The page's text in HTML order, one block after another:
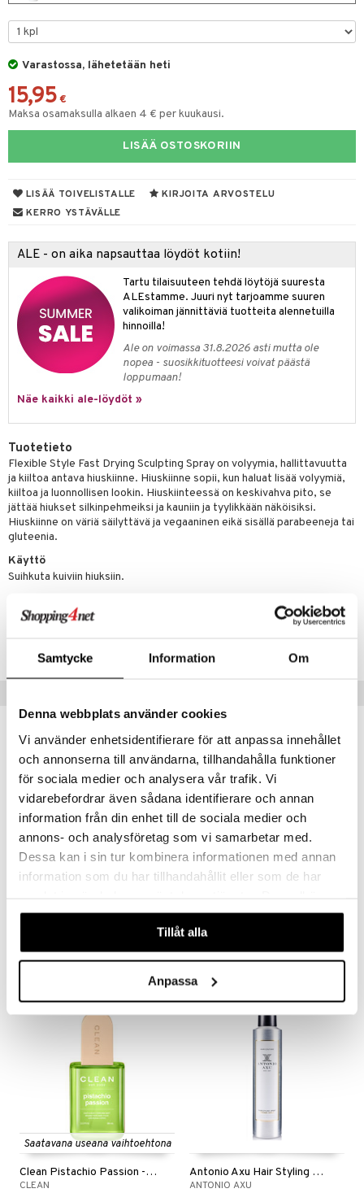
Samtycke Information Om
Denna webbplats använder cookies
Vi använder enhetsidentifierare för att anpassa innehållet
och annonserna till användarna, tillhandahålla funktioner
för sociala medier och analysera vår trafik. Vi
vidarebefordrar även sådana identifierare och annan
information från din enhet till de sociala medier och
annons- och analysföretag som vi samarbetar med.
Dessa kan i sin tur kombinera informationen med annan
information som du har tillhandahållit eller som de har
våra cookies vid fortsatt användande av vår webbplats.
Tillåt alla
Anpassa
Varastossa, lähetetään heti
15,95 €
Maksa osamaksulla alkaen 4 € per kuukausi.
LISÄÄ OSTOSKORIIN
LISÄÄ TOIVELISTALLE
KIRJOITA ARVOSTELU
KERRO YSTÄVÄLLE
ALE - on aika napsauttaa löydöt kotiin!
Tartu tilaisuuteen tehdä löytöjä suuresta
ALEstamme. Juuri nyt tarjoamme suuren
valikoiman jännittäviä tuotteita alennetuilla
hinnoilla!
Ale on voimassa 31.8.2026 asti mutta ole
nopea - suosikkituotteesi voivat päästä
loppumaan!
Näe kaikki ale-löydöt »
Tuotetieto
Flexible Style Fast Drying Sculpting Spray on volyymia, hallittavuutta
ja kiiltoa antava hiuskiinne. Hiuskiinne sopii, kun haluat lisää volyymiä,
kiiltoa ja luonnollisen lookin. Hiuskiinteessä on keskivahva pito, se
jättää hiukset silkinpehmeiksi ja kauniin ja tyylikkään näköisiksi.
Hiuskiinne on väriä säilyttävä ja vegaaninen eikä sisällä parabeeneja tai
gluteenia.
Käyttö
Suihkuta kuiviin hiuksiin.
Tuotenumero
Saatavana useana vaihtoehtona
FRIES
Saatavana useana vaihtoehtona
CLEAN
Saatavana useana vaihtoehtona
Clean Pistachio Passion - Hair & Body Perfume Mist
CLEAN
Antonio Axu Hair Styling Spray Strong Hold
ANTONIO AXU
poisto
iho
iho
iho
iho
& Highlighter
Päivävoide
hoito
tarvikkeet
/ Kajaali
de cologne
de toilette
&
Set
tuotteet
hoito
poisto
hoito
& saippuat
tuotteet
& Viikset
shave balm
shave lotion
de cologne
tuotteet
poisto
hoito
& saippuat
10
1: Puhdistus
2: Kirkastus
3: Kosteutus
ja Vartalonhoito
ja naamiot
Happy
Miehille
& Soujaus
& Ihonpuhdistus
& vastauksia